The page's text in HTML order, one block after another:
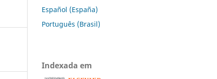
Español (España)
Português (Brasil)
Indexada em